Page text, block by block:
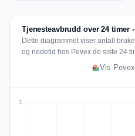
Tjenesteavbrudd over 24 timer
Dette diagrammet viser antall
og nedetid hos Pevex de siste 24
Vis